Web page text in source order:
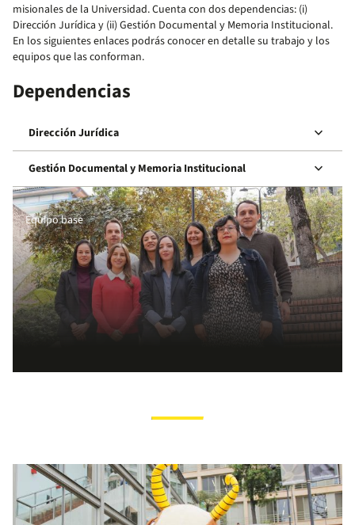
misionales de la Universidad. Cuenta con dos dependencias: (i)
Dirección Jurídica y (ii) Gestión Documental y Memoria Institucional.
En los siguientes enlaces podrás conocer en detalle su trabajo y los
equipos que las conforman.
Dependencias
Dirección Jurídica keyboard_arrow_down
Gestión Documental y Memoria Institucional keyboard_arrow_down
Equipo base